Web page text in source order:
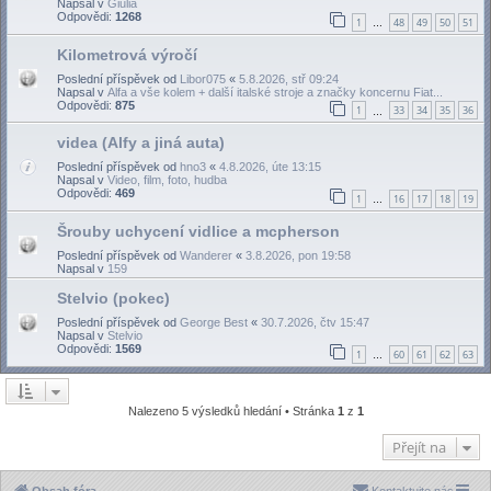
Napsal v Giulia
Odpovědi: 1268 1 … 48 49 50 51
Kilometrová výročí
Poslední příspěvek od Libor075 « 5.8.2026, stř 09:24
Napsal v Alfa a vše kolem + další italské stroje a značky koncernu Fiat...
Odpovědi: 875 1 33 34 35 36
videa (Alfy a jiná auta)
Poslední příspěvek od hno3 « 4.8.2026, úte 13:15
Napsal v Video, film, foto, hudba
Odpovědi: 469 1 … 16 17 18 19
Šrouby uchycení vidlice a mcpherson
Poslední příspěvek od Wanderer « 3.8.2026, pon 19:58
Napsal v 159
Stelvio (pokec)
Poslední příspěvek od George Best « 30.7.2026, čtv 15:47
Napsal v Stelvio
Odpovědi: 1569 1 … 60 61 62 63
Nalezeno 5 výsledků hledání • Stránka 1 z 1
Přejít na